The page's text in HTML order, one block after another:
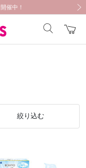
催中！
項
催中！
項
絞り込む